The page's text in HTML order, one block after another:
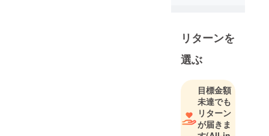
ト運営の上
場会社に就
職。何度か
て、新規事
業開発部で
提携・投資
候補の様々
リターンを
選ぶ
目標金額
未達でも
リターン
が届きま